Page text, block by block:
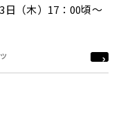
日（木）17：00頃～